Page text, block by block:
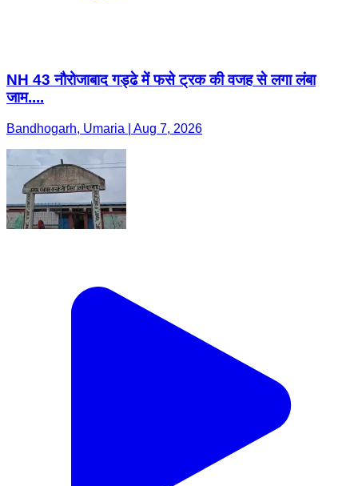
NH 43 नौरोजाबाद गड्ढे में फसे ट्रक की वजह से लगा लंबा
जाम....
Bandhogarh, Umaria | Aug 7, 2026